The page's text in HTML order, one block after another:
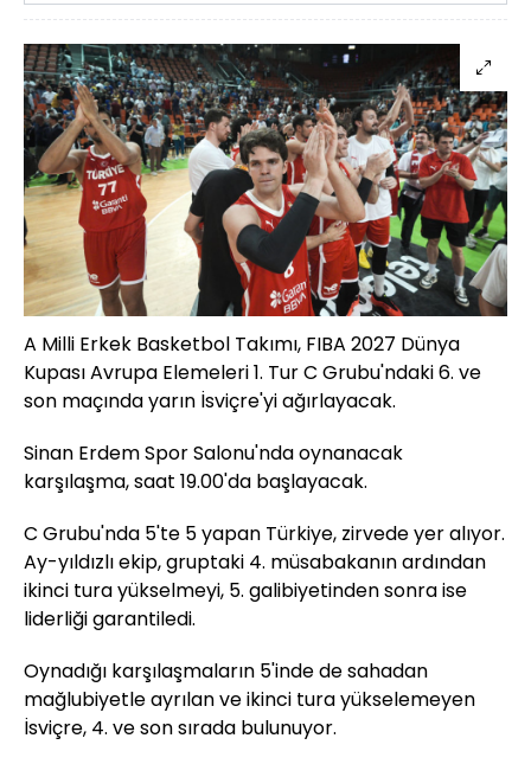
A Milli Erkek Basketbol Takımı, FIBA 2027 Dünya
Kupası Avrupa Elemeleri 1. Tur C Grubu'ndaki 6. ve
son maçında yarın İsviçre'yi ağırlayacak.
Sinan Erdem Spor Salonu'nda oynanacak
karşılaşma, saat 19.00'da başlayacak.
C Grubu'nda 5'te 5 yapan Türkiye, zirvede yer alıyor.
Ay-yıldızlı ekip, gruptaki 4. müsabakanın ardından
ikinci tura yükselmeyi, 5. galibiyetinden sonra ise
liderliği garantiledi.
Oynadığı karşılaşmaların 5'inde de sahadan
mağlubiyetle ayrılan ve ikinci tura yükselemeyen
İsviçre, 4. ve son sırada bulunuyor.